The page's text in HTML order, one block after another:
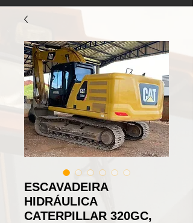
ESCAVADEIRA
HIDRÁULICA
CATERPILLAR 320GC,